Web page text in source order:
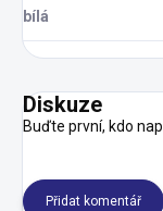
bílá
Diskuze
Buďte první, kdo
Přidat komentář